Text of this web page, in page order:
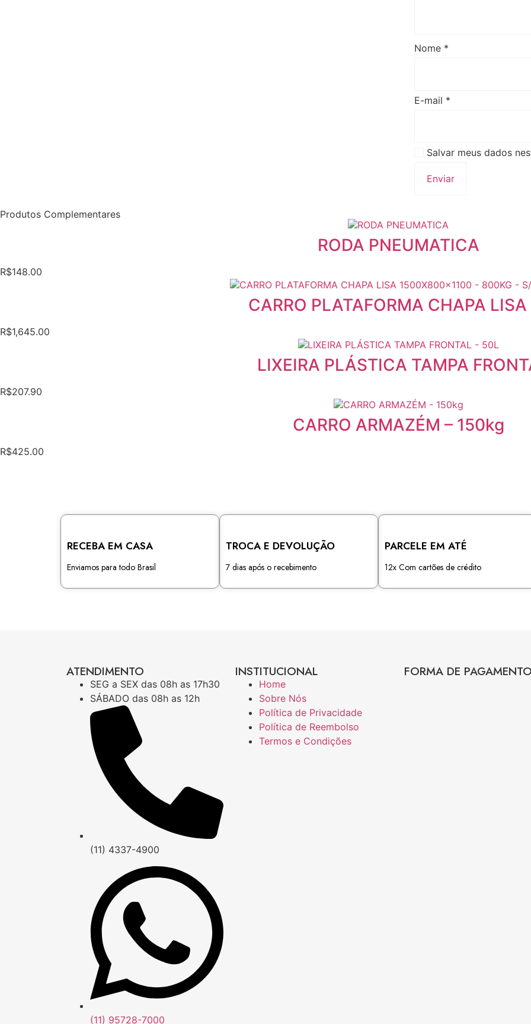
Nome *
E-mail *
Salvar meus dados
Produtos Complementares
RODA PNEUMATICA
R$148.00
CARRO PLATAFORMA CHAPA LISA
R$1,645.00
LIXEIRA PLÁSTICA TAMPA
R$207.90
CARRO ARMAZÉM – 150kg
R$425.00
RECEBA EM CASA
Enviamos para todo Brasil
TROCA E DEVOLUÇÃO
7 dias após o recebimento
PARCELE EM ATÉ
12x Com cartões de crédito
ATENDIMENTO
SEG a SEX das 08h as 17h30
SÁBADO das 08h as 12h
(11) 4337-4900
(11) 95728-7000
INSTITUCIONAL​
Home
Sobre Nós
Política de Privacidade
Política de Reembolso
Termos e Condições
FORMA DE